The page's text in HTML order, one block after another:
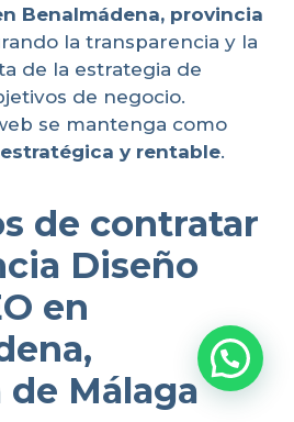
Benalmádena, provincia
la transparencia y la
de la estrategia de
de negocio.
se mantenga como
y rentable.
de contratar
Diseño
en
Málaga